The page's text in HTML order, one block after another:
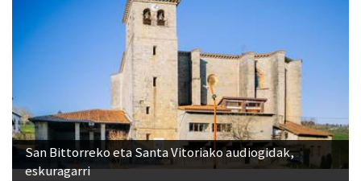
San Bittorreko eta Santa Vitoriako audiogidak,
eskuragarri